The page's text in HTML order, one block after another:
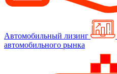
Автомобильный лизинг
автомобильного рынка